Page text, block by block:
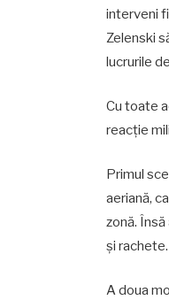
interveni
Zelenski
lucrurile
Cu toate
reacție
Primul
aeriană,
zonă.
și rachete.
A doua